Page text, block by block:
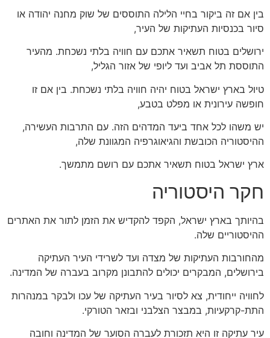
בין אם זה ביקור בחיי הלילה התוססים של שוק מחנה יהודה או
סיור בכנסיות העתיקות של העיר,
ירושלים בטוח תשאיר אתכם עם חוויה בלתי נשכחת. מהעיר
התוססת תל אביב ועד ליופי של אזור הגליל,
טיול בארץ ישראל בטוח יהיה חוויה בלתי נשכחת. בין אם זו
חופשה עירונית או מפלט בטבע,
יש משהו לכל אחד ביעד המדהים הזה. עם התרבות העשירה,
ההיסטוריה הכובשת והגיאוגרפיה המגוונת שלה,
ארץ ישראל בטוח תשאיר אתכם עם רושם מתמשך.
חקר היסטוריה
בהיותך בארץ ישראל, הקפד להקדיש את הזמן לתור את האתרים
ההיסטוריים שלה.
מהחורבות העתיקות של מצדה ועד לשרידי העיר העתיקה
בירושלים, המבקרים יכולים להתבונן מקרוב בעברה של המדינה.
לחוויה ייחודית, צא לסיור בעיר העתיקה של עכו ולבקר במנהרות
התת-קרקעיות, במבצר הצלבני ובזאר הטורקי.
עיר עתיקה זו היא תזכורת לעברה הסוער של המדינה וחובה